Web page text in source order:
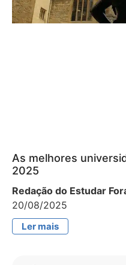
As melhores
2025
Redação do Estudar
20/08/2025
Ler mais